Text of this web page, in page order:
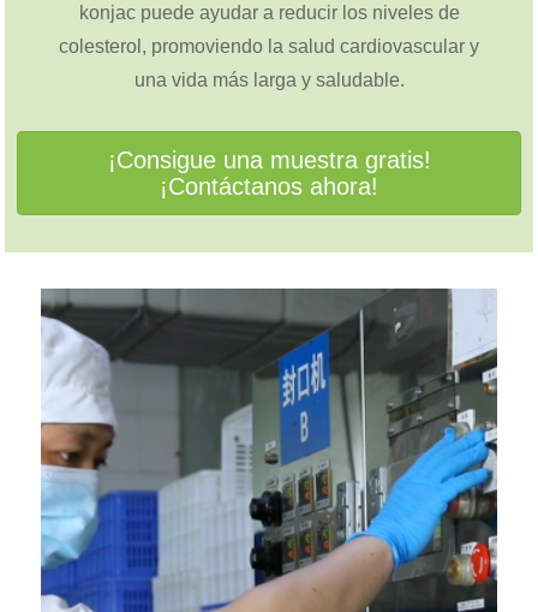
konjac puede ayudar a reducir los niveles de
colesterol, promoviendo la salud cardiovascular y
una vida más larga y saludable.
¡Consigue una muestra gratis!
¡Contáctanos ahora!